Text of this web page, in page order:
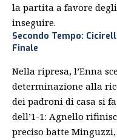
la partita a favore
inseguire.
Secondo Tempo:
Finale
Nella ripresa, l’Enna
determinazione alla
dei padroni di casa si
dell’1-1: Agnello
preciso batte